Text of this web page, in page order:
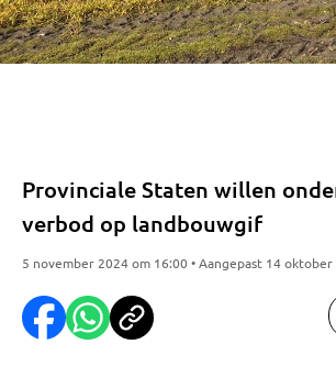
Provinciale Staten willen
verbod op landbouwgif
5 november 2024 om 16:00 • Aangepast 14 oktober